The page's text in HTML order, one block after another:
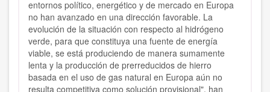
entornos político, energético y de mercado en Europa
no han avanzado en una dirección favorable. La
evolución de la situación con respecto al hidrógeno
verde, para que constituya una fuente de energía
viable, se está produciendo de manera sumamente
lenta y la producción de prerreducidos de hierro
basada en el uso de gas natural en Europa aún no
resulta competitiva como solución provisional", han